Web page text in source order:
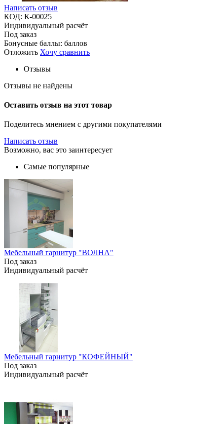
Написать отзыв
КОД: К-00025
Индивидуальный расчёт
Под заказ
Бонусные баллы: баллов
Отложить Хочу сравнить
Отзывы
Отзывы не найдены
Оставить отзыв на этот товар
Поделитесь мнением с другими покупателями
Написать отзыв
Возможно, вас это заинтересует
Самые популярные
Мебельный гарнитур "ВОЛНА"
Под заказ
Индивидуальный расчёт
Мебельный гарнитур "КОФЕЙНЫЙ"
Под заказ
Индивидуальный расчёт